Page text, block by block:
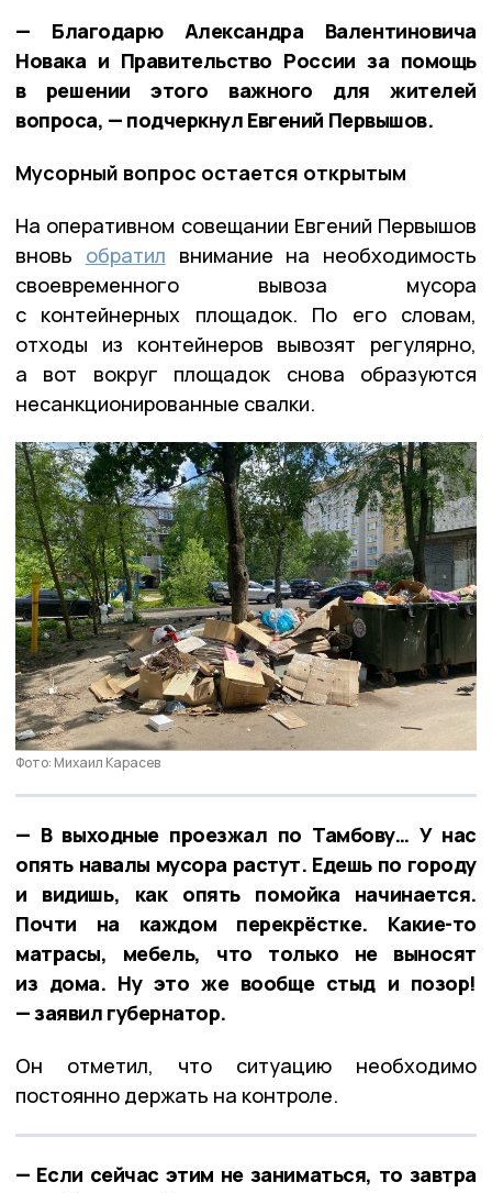
— Благодарю Александра Валентиновича
Новака и Правительство России за помощь
в решении этого важного для жителей
вопроса, — подчеркнул Евгений Первышов.
Мусорный вопрос остается открытым
На оперативном совещании Евгений Первышов
вновь обратил внимание на необходимость
своевременного вывоза мусора
с контейнерных площадок. По его словам,
отходы из контейнеров вывозят регулярно,
а вот вокруг площадок снова образуются
несанкционированные свалки.
Фото: Михаил Карасев
— В выходные проезжал по Тамбову… У нас
опять навалы мусора растут. Едешь по городу
и видишь, как опять помойка начинается.
Почти на каждом перекрёстке. Какие-то
матрасы, мебель, что только не выносят
из дома. Ну это же вообще стыд и позор!
— заявил губернатор.
Он отметил, что ситуацию необходимо
постоянно держать на контроле.
— Если сейчас этим не заниматься, то завтра